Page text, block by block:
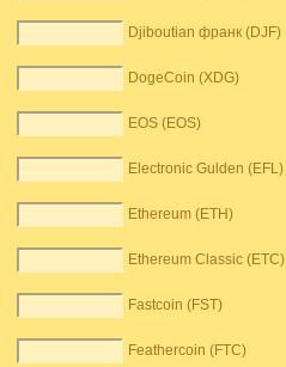
Djiboutian франк (DJF)
DogeCoin (XDG)
EOS (EOS)
Electronic Gulden (EFL)
Ethereum (ETH)
Ethereum Classic (ETC)
Fastcoin (FST)
Feathercoin (FTC)